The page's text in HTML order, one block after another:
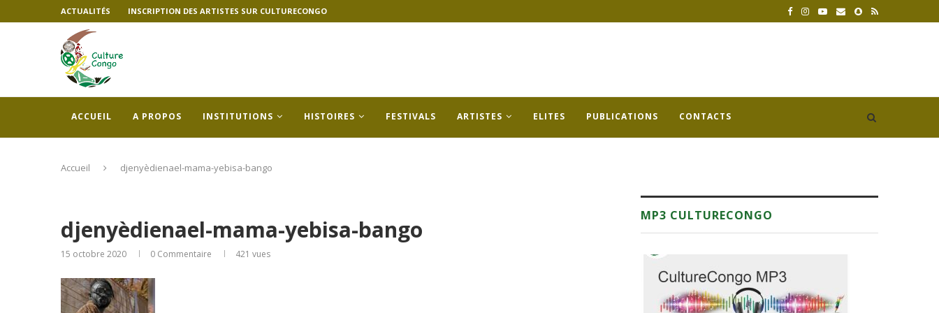
ACTUALITÉS INSCRIPTION DES ARTISTES SUR CULTURECONGO
ACCUEIL A PROPOS INSTITUTIONS HISTOIRES FESTIVALS ARTISTES ELITES PUBLICATIONS CONTACTS
Accueil djenyèdienael-mama-yebisa-bango
djenyèdienael-mama-yebisa-bango
15 octobre 2020 0 Commentaire 421 vues
MP3 CULTURECONGO